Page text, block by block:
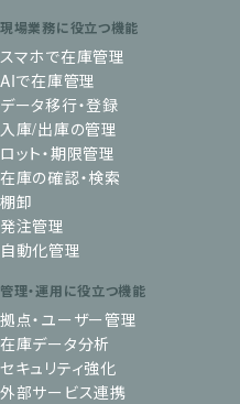
現場業務に役立つ機能
スマホで在庫管理
AIで在庫管理
データ移行・登録
入庫/出庫の管理
ロット・期限管理
在庫の確認・検索
棚卸
発注管理
自動化管理
管理・運用に役立つ機能
拠点・ユーザー管理
在庫データ分析
セキュリティ強化
外部サービス連携